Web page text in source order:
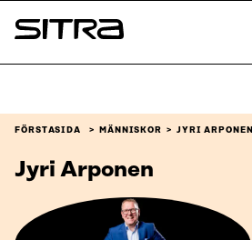
Skip to
content
Sitra
FÖRSTASIDA MÄNNISKOR JYRI ARPONEN
Jyri Arponen